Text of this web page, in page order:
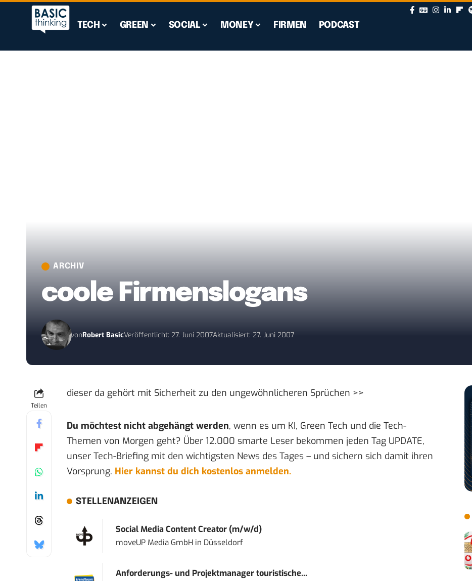
TECH GREEN SOCIAL MONEY FIRMEN PODCAST
ARCHIV
coole Firmenslogans
vonRobert BasicVeröffentlicht: 27. Juni 2007Aktualisiert: 27. Juni 2007
Teilen
dieser da gehört mit Sicherheit zu den ungewöhnlicheren Sprüchen >>
Du möchtest nicht abgehängt werden, wenn es um KI, Green Tech und die Tech-
Themen von Morgen geht? Über 12.000 smarte Leser bekommen jeden Tag UPDATE,
unser Tech-Briefing mit den wichtigsten News des Tages – und sichern sich damit ihren
Vorsprung. Hier kannst du dich kostenlos anmelden.
STELLENANZEIGEN
Social Media Content Creator (m/w/d)
moveUP Media GmbHin Düsseldorf
Anforderungs- und Projektmanager touristische...